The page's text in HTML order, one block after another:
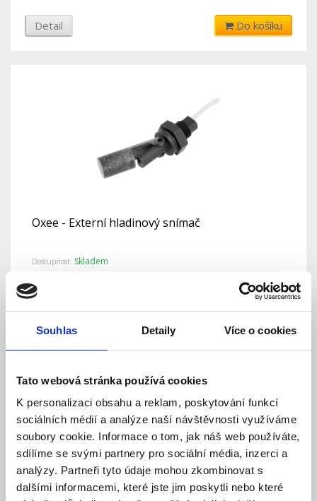
Souhlas Detaily Více o cookies
Tato webová stránka používá cookies
K personalizaci obsahu a reklam, poskytování funkcí
sociálních médií a analýze naší návštěvnosti využíváme
soubory cookie. Informace o tom, jak náš web používáte,
sdílíme se svými partnery pro sociální média, inzerci a
analýzy. Partneři tyto údaje mohou zkombinovat s
dalšími informacemi, které jste jim poskytli nebo které
Detail Do košíku
Oxee - Externí hladinový snímač
Dostupnost: Skladem
349 Kč
Detail Do košíku